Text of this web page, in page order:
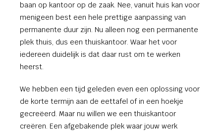
baan op kantoor op de zaak. Nee, vanuit huis kan voor
menigeen best een hele prettige aanpassing van
permanente duur zijn. Nu alleen nog een permanente
plek thuis, dus een thuiskantoor. Waar het voor
iedereen duidelijk is dat daar rust om te werken
heerst.
We hebben een tijd geleden even een oplossing voor
de korte termijn aan de eettafel of in een hoekje
gecreëerd. Maar nu willen we een thuiskantoor
creëren. Een afgebakende plek waar jouw werk